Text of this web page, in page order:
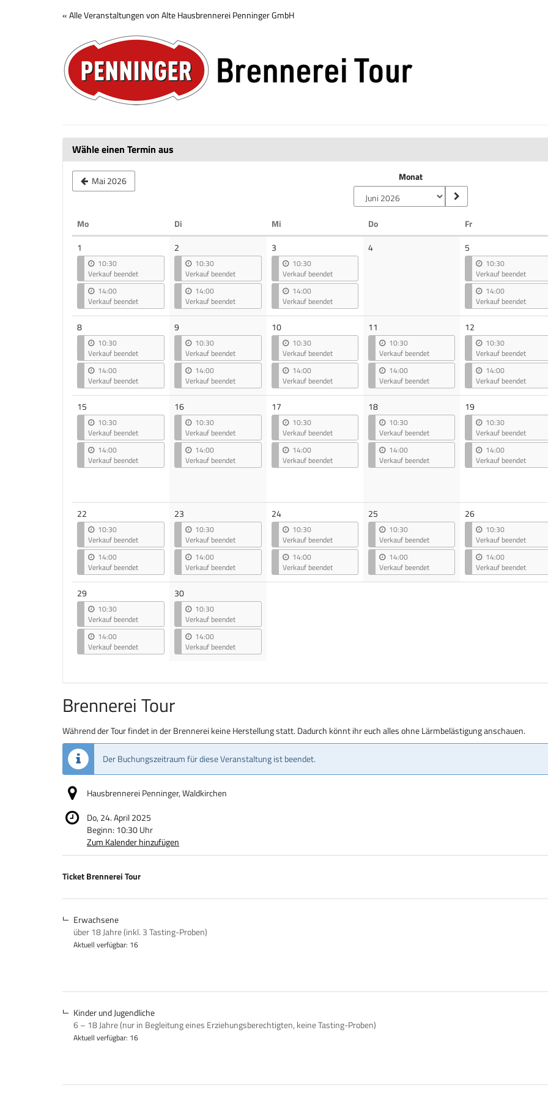
« Alle Veranstaltungen von Alte Hausbrennerei Penninger GmbH
Brennerei
Tour
Wähle einen Termin aus
Mai 2026 Monat
MoMontag Di Mi DoDonnerstag FrFreitag
1
10:30
Verkauf beendet
14:00
Verkauf beendet
2
10:30
Verkauf beendet
14:00
Verkauf beendet
3
10:30
Verkauf beendet
14:00
Verkauf beendet
4Keine
5
10:30
Verkauf beendet
14:00
Verkauf beendet
8
10:30
Verkauf beendet
14:00
Verkauf beendet
9
10:30
Verkauf beendet
14:00
Verkauf beendet
10
10:30
Verkauf beendet
14:00
Verkauf beendet
11
10:30
Verkauf beendet
14:00
Verkauf beendet
12
10:30
Verkauf beendet
14:00
Verkauf beendet
15
10:30
Verkauf beendet
14:00
Verkauf beendet
16
10:30
Verkauf beendet
14:00
Verkauf beendet
17
10:30
Verkauf beendet
14:00
Verkauf beendet
18
10:30
Verkauf beendet
14:00
Verkauf beendet
19
10:30
Verkauf beendet
14:00
Verkauf beendet
22
10:30
Verkauf beendet
14:00
Verkauf beendet
23
10:30
Verkauf beendet
14:00
Verkauf beendet
24
10:30
Verkauf beendet
14:00
Verkauf beendet
25
10:30
Verkauf beendet
14:00
Verkauf beendet
26
10:30
Verkauf beendet
14:00
Verkauf beendet
29
10:30
Verkauf beendet
14:00
Verkauf beendet
30
10:30
Verkauf beendet
14:00
Verkauf beendet
Brennerei Tour
Während der Tour findet in der Brennerei keine Herstellung statt. Dadurch könnt ihr euch alles ohne Lärmbelästigung anschauen.
Der Buchungszeitraum für diese Veranstaltung ist beendet.
Hausbrennerei Penninger, Waldkirchen
Do, 24. April 2025
Beginn: 10:30Uhr
Zum Kalender hinzufügen
Produkte
Produkte
Ticket Brennerei Tour
Erwachsene
über 18 Jahre (inkl. 3 Tasting-Proben)
Aktuell verfügbar: 16
Kinder und Jugendliche
6 – 18 Jahre (nur in Begleitung eines Erziehungsberechtigten, keine Tasting-Proben)
Aktuell verfügbar: 16